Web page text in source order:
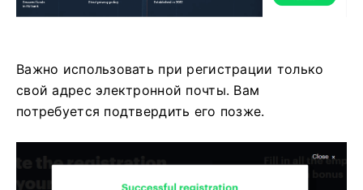
Важно использовать при регистрации только
свой адрес электронной почты. Вам
потребуется подтвердить его позже.